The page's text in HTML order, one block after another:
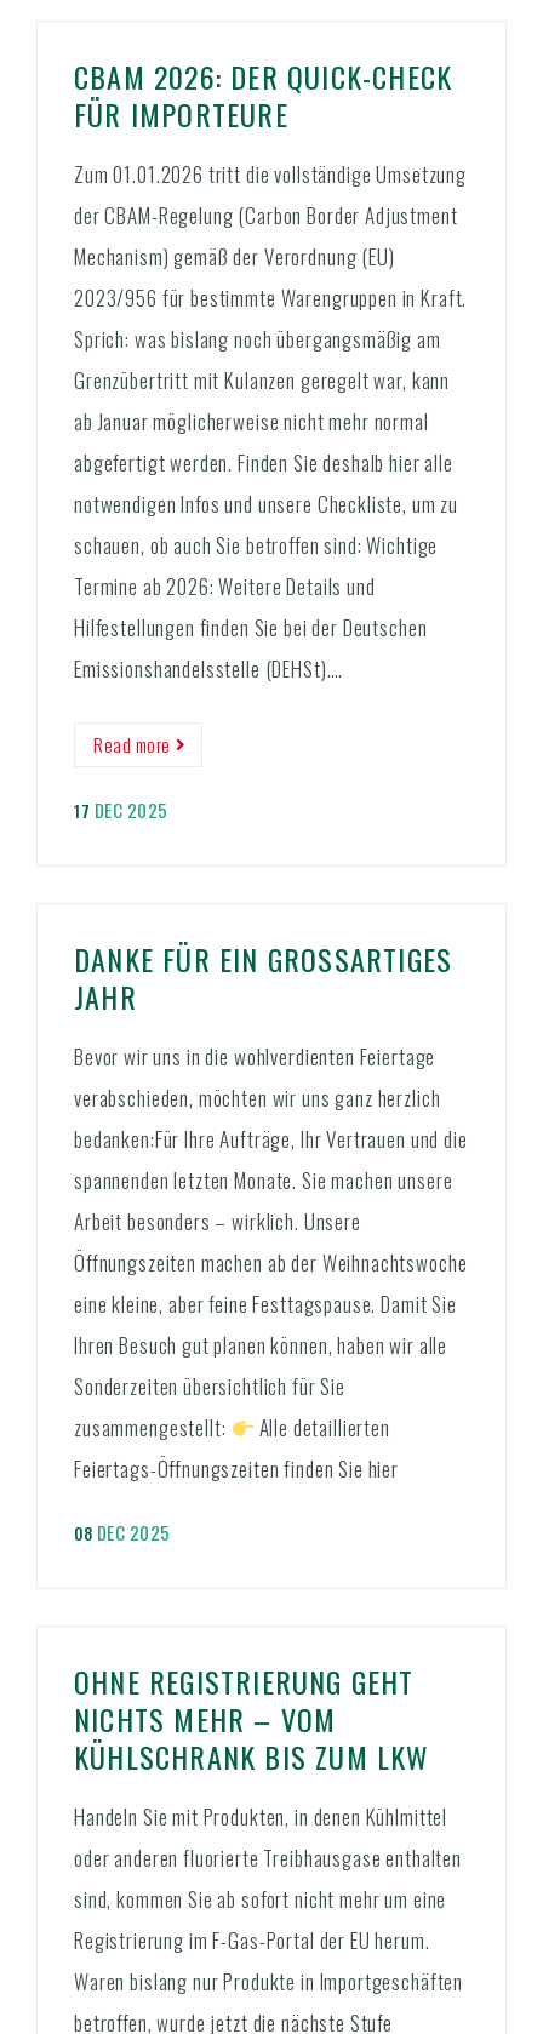
CBAM 2026: DER QUICK-CHECK
FÜR IMPORTEURE
Zum 01.01.2026 tritt die vollständige Umsetzung
der CBAM-Regelung (Carbon Border Adjustment
Mechanism) gemäß der Verordnung (EU)
2023/956 für bestimmte Warengruppen in Kraft.
Sprich: was bislang noch übergangsmäßig am
Grenzübertritt mit Kulanzen geregelt war, kann
ab Januar möglicherweise nicht mehr normal
abgefertigt werden. Finden Sie deshalb hier alle
notwendigen Infos und unsere Checkliste, um zu
schauen, ob auch Sie betroffen sind: Wichtige
Termine ab 2026: Weitere Details und
Hilfestellungen finden Sie bei der Deutschen
Emissionshandelsstelle (DEHSt)….
Read more
17 DEC 2025
DANKE FÜR EIN GROSSARTIGES J
AHR
Bevor wir uns in die wohlverdienten Feiertage
verabschieden, möchten wir uns ganz herzlich
bedanken:Für Ihre Aufträge, Ihr Vertrauen und die
spannenden letzten Monate. Sie machen unsere
Arbeit besonders – wirklich. Unsere
Öffnungszeiten machen ab der Weihnachtswoche
eine kleine, aber feine Festtagspause. Damit Sie
Ihren Besuch gut planen können, haben wir alle
Sonderzeiten übersichtlich für Sie
zusammengestellt:
Alle detaillierten
Feiertags-Öffnungszeiten finden Sie hier
08 DEC 2025
OHNE REGISTRIERUNG GEHT
NICHTS MEHR – VOM
KÜHLSCHRANK BIS ZUM LKW
Handeln Sie mit Produkten, in denen Kühlmittel
oder anderen fluorierte Treibhausgase enthalten
sind, kommen Sie ab sofort nicht mehr um eine
Registrierung im F-Gas-Portal der EU herum.
Waren bislang nur Produkte in Importgeschäften
betroffen, wurde jetzt die nächste Stufe